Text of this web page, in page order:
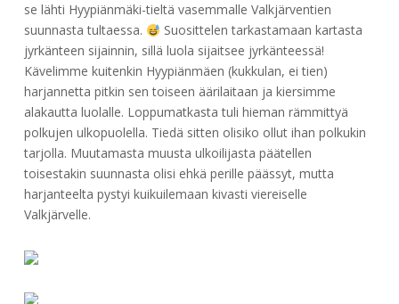
se lähti Hyypiänmäki-tieltä vasemmalle Valkjärventien
suunnasta tultaessa.
Suosittelen tarkastamaan kartasta
jyrkänteen sijainnin, sillä luola sijaitsee jyrkänteessä!
Kävelimme kuitenkin Hyypiänmäen (kukkulan, ei tien)
harjannetta pitkin sen toiseen äärilaitaan ja kiersimme
alakautta luolalle. Loppumatkasta tuli hieman rämmittyä
polkujen ulkopuolella. Tiedä sitten olisiko ollut ihan polkukin
tarjolla. Muutamasta muusta ulkoilijasta päätellen
toisestakin suunnasta olisi ehkä perille päässyt, mutta
harjanteelta pystyi kuikuilemaan kivasti viereiselle
Valkjärvelle.